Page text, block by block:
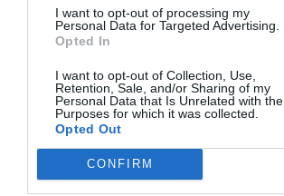
I want to opt-out of processing my
Personal Data for Targeted Advertising.
Opted In
I want to opt-out of Collection, Use,
Retention, Sale, and/or Sharing of my
Personal Data that Is Unrelated with the
Purposes for which it was collected.
Opted Out
CONFIRM
Ο ΚΑΙΡΟΣ